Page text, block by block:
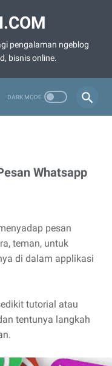
pengalaman ngeblog
bisnis online.
Whatsapp
pesan
teman, untuk
di dalam applikasi
tutorial atau
tentunya langkah